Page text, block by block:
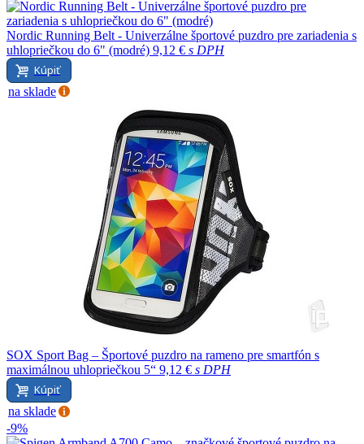
Nordic Running Belt - Univerzálne športové puzdro pre zariadenia s
uhlopriečkou do 6" (modré) 9,12 € s DPH
Kúpiť
na sklade
SOX Sport Bag – Športové puzdro na rameno pre smartfón s
maximálnou uhlopriečkou 5“ 9,12 € s DPH
Kúpiť
na sklade
-9%